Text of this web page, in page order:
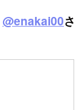
@enakai00さ